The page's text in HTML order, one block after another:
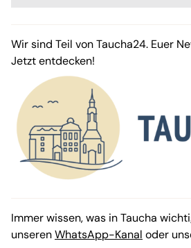
Wir sind Teil von Taucha24. Euer
Jetzt entdecken!
Immer wissen, was in Taucha
unserenWhatsApp-Kanal oder